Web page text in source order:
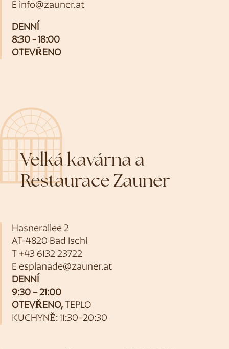
E info@zauner.at
DENNÍ
8:30 - 18:00
OTEVŘENO
Velká kavárna a
Restaurace Zauner
Hasnerallee 2
AT-4820 Bad Ischl
T +43 6132 23722
E esplanade@zauner.at
DENNÍ
9:30 – 21:00
OTEVŘENO, TEPLO
KUCHYNĚ: 11:30–20:30